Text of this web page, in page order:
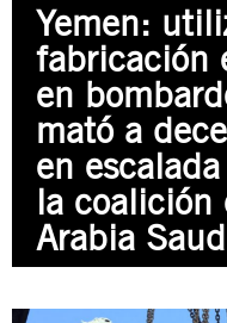
PREGUNTAS FRECUENTES
ÁREAS TEMÁTICAS
JUSTICIA INTERNACIONAL
EDUCACIÓN EN DERECHOS
PRENSA
SUSCRIBITE
PREGUNTAS FRECUENTES
Yemen:
fabricación
en
mató a
en
la coalición
Arabia